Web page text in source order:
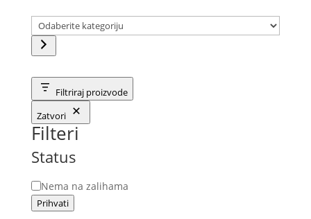
Odaberite
kategoriju
Filtriraj proizvode
Zatvori
Filteri
Status
Status
Nema na zalihama
Prihvati